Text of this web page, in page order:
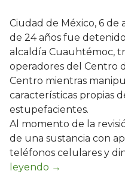
Ciudad de México, 6 de
de 24 años fue
alcaldía Cuauhtémoc,
operadores del Centro
Centro mientras
características propias
estupefacientes.
Al momento de la
de una sustancia con
teléfonos celulares y